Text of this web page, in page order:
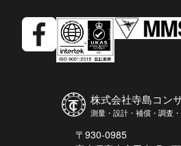
株式会社寺島コン
測量・設計・補償・調査
〒930-0985